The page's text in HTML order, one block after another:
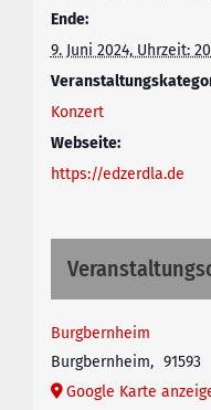
Ende:
9. Juni 2024, Uhrzeit:
Konzert
Webseite:
https://edzerdla.de
Burgbernheim
Burgbernheim, 91593
Google Karte